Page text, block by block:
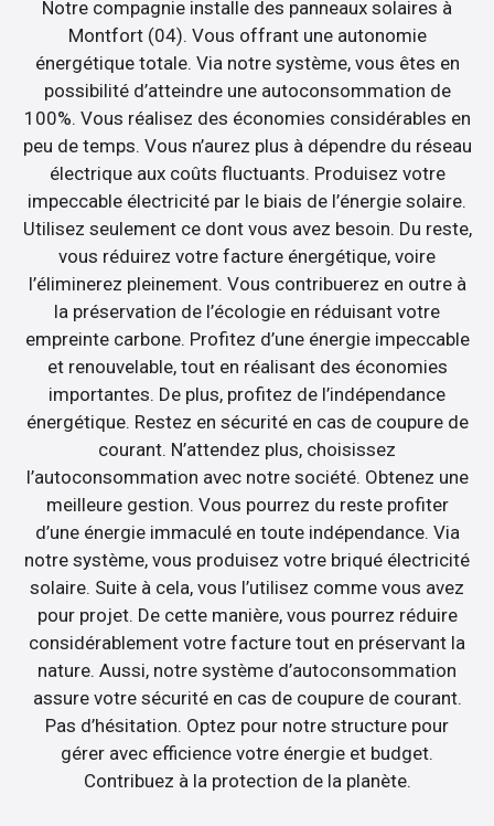
Notre compagnie installe des panneaux solaires à
Montfort (04). Vous offrant une autonomie
énergétique totale. Via notre système, vous êtes en
possibilité d’atteindre une autoconsommation de
100%. Vous réalisez des économies considérables en
peu de temps. Vous n’aurez plus à dépendre du réseau
électrique aux coûts fluctuants. Produisez votre
impeccable électricité par le biais de l’énergie solaire.
Utilisez seulement ce dont vous avez besoin. Du reste,
vous réduirez votre facture énergétique, voire
l’éliminerez pleinement. Vous contribuerez en outre à
la préservation de l’écologie en réduisant votre
empreinte carbone. Profitez d’une énergie impeccable
et renouvelable, tout en réalisant des économies
importantes. De plus, profitez de l’indépendance
énergétique. Restez en sécurité en cas de coupure de
courant. N’attendez plus, choisissez
l’autoconsommation avec notre société. Obtenez une
meilleure gestion. Vous pourrez du reste profiter
d’une énergie immaculé en toute indépendance. Via
notre système, vous produisez votre briqué électricité
solaire. Suite à cela, vous l’utilisez comme vous avez
pour projet. De cette manière, vous pourrez réduire
considérablement votre facture tout en préservant la
nature. Aussi, notre système d’autoconsommation
assure votre sécurité en cas de coupure de courant.
Pas d’hésitation. Optez pour notre structure pour
gérer avec efficience votre énergie et budget.
Contribuez à la protection de la planète.